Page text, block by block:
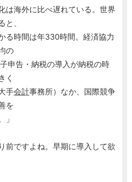
は海外に比べ遅れている。世界
、
る時間は年330時間。経済協力
の
申告・納税の導入が納税の時
く
手会計事務所）なか、国際競争
を
」
前ですよね。早期に導入して欲